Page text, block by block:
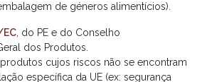
de géneros alimentícios).
, do PE e do Conselho
dos Produtos.
cujos riscos não se encontram
específica da UE (ex: segurança